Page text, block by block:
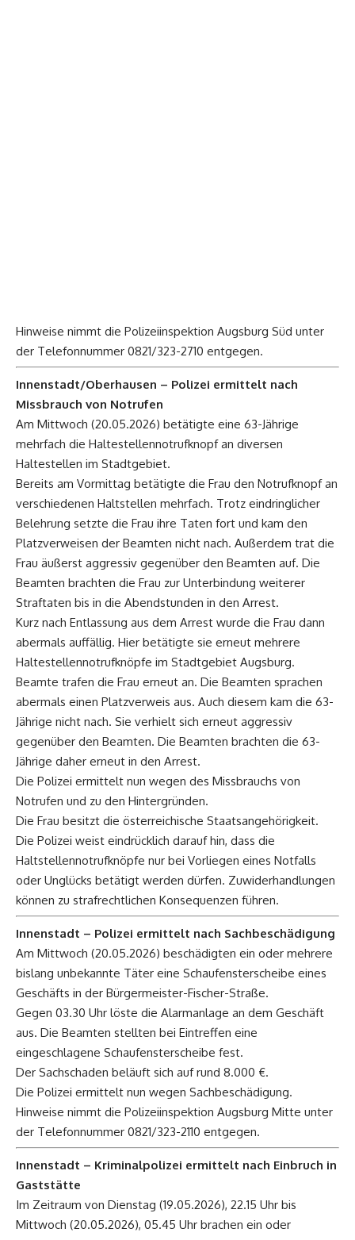
Hinweise nimmt die Polizeiinspektion Augsburg Süd unter
der Telefonnummer 0821/323-2710 entgegen.
Innenstadt/Oberhausen – Polizei ermittelt nach
Missbrauch von Notrufen
Am Mittwoch (20.05.2026) betätigte eine 63-Jährige
mehrfach die Haltestellennotrufknopf an diversen
Haltestellen im Stadtgebiet.
Bereits am Vormittag betätigte die Frau den Notrufknopf an
verschiedenen Haltstellen mehrfach. Trotz eindringlicher
Belehrung setzte die Frau ihre Taten fort und kam den
Platzverweisen der Beamten nicht nach. Außerdem trat die
Frau äußerst aggressiv gegenüber den Beamten auf. Die
Beamten brachten die Frau zur Unterbindung weiterer
Straftaten bis in die Abendstunden in den Arrest.
Kurz nach Entlassung aus dem Arrest wurde die Frau dann
abermals auffällig. Hier betätigte sie erneut mehrere
Haltestellennotrufknöpfe im Stadtgebiet Augsburg.
Beamte trafen die Frau erneut an. Die Beamten sprachen
abermals einen Platzverweis aus. Auch diesem kam die 63-
Jährige nicht nach. Sie verhielt sich erneut aggressiv
gegenüber den Beamten. Die Beamten brachten die 63-
Jährige daher erneut in den Arrest.
Die Polizei ermittelt nun wegen des Missbrauchs von
Notrufen und zu den Hintergründen.
Die Frau besitzt die österreichische Staatsangehörigkeit.
Die Polizei weist eindrücklich darauf hin, dass die
Haltstellennotrufknöpfe nur bei Vorliegen eines Notfalls
oder Unglücks betätigt werden dürfen. Zuwiderhandlungen
können zu strafrechtlichen Konsequenzen führen.
Innenstadt – Polizei ermittelt nach Sachbeschädigung
Am Mittwoch (20.05.2026) beschädigten ein oder mehrere
bislang unbekannte Täter eine Schaufensterscheibe eines
Geschäfts in der Bürgermeister-Fischer-Straße.
Gegen 03.30 Uhr löste die Alarmanlage an dem Geschäft
aus. Die Beamten stellten bei Eintreffen eine
eingeschlagene Schaufensterscheibe fest.
Der Sachschaden beläuft sich auf rund 8.000 €.
Die Polizei ermittelt nun wegen Sachbeschädigung.
Hinweise nimmt die Polizeiinspektion Augsburg Mitte unter
der Telefonnummer 0821/323-2110 entgegen.
Innenstadt – Kriminalpolizei ermittelt nach Einbruch in
Gaststätte
Im Zeitraum von Dienstag (19.05.2026), 22.15 Uhr bis
Mittwoch (20.05.2026), 05.45 Uhr brachen ein oder